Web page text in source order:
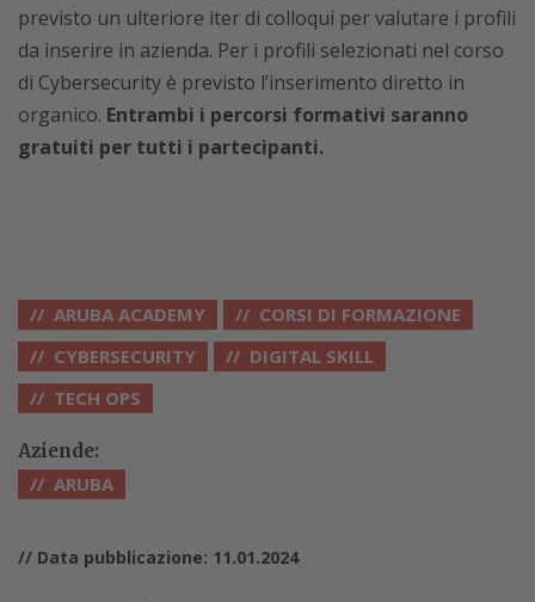
previsto un ulteriore iter di colloqui per valutare i profili
da inserire in azienda. Per i profili selezionati nel corso
di Cybersecurity è previsto l’inserimento diretto in
organico. Entrambi i percorsi formativi saranno
gratuiti per tutti i partecipanti.
ARUBA ACADEMY
CORSI DI FORMAZIONE
CYBERSECURITY
DIGITAL SKILL
TECH OPS
Aziende:
ARUBA
// Data pubblicazione: 11.01.2024